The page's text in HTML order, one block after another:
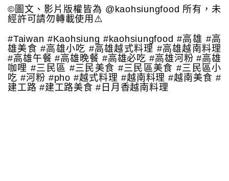
©圖文、影片版權皆為 @kaohsiungfood 所有，未
經許可請勿轉載使用⚠️
#Taiwan #Kaohsiung #kaohsiungfood #高雄 #高
雄美食 #高雄小吃 #高雄越式料理 #高雄越南料理
#高雄午餐 #高雄晚餐 #高雄必吃 #高雄河粉 #高雄
咖哩 #三民區 #三民美食 #三民區美食 #三民區小
吃 #河粉 #pho #越式料理 #越南料理 #越南美食 #
建工路 #建工路美食 #日月香越南料理